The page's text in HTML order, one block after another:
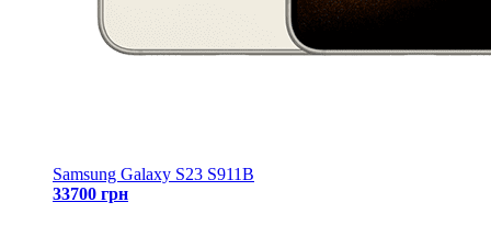
Samsung Galaxy S23 S911B
33700 грн